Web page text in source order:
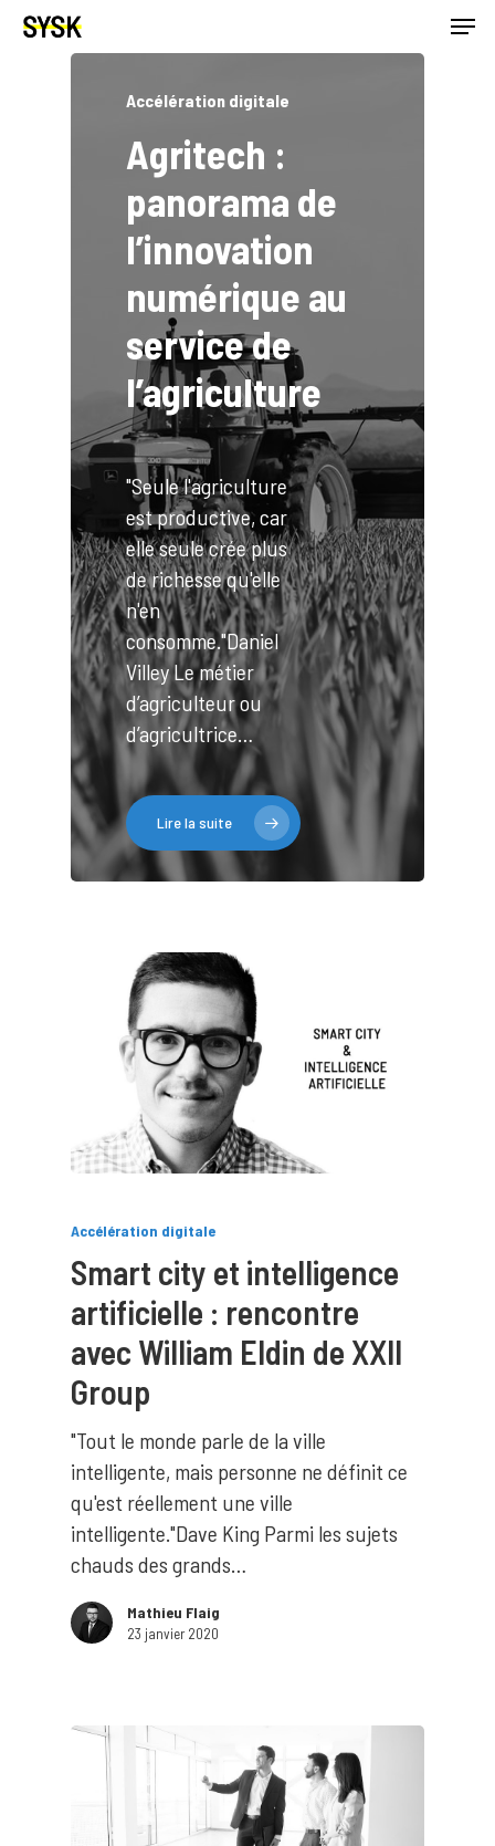
Hit enter to search or ESC to close
Accélération digitale
Agritech :
panorama de
l’innovation
numérique au
service de
l’agriculture
"Seule l'agriculture
est productive, car
elle seule crée plus
de richesse qu'elle
n'en
consomme."Daniel
Villey Le métier
d’agriculteur ou
d’agricultrice…
Lire la suite
Accélération digitale
Smart city et intelligence
artificielle : rencontre
avec William Eldin de XXII
Group
"Tout le monde parle de la ville
intelligente, mais personne ne définit ce
qu'est réellement une ville
intelligente."Dave King Parmi les sujets
chauds des grands…
Mathieu Flaig
23 janvier 2020